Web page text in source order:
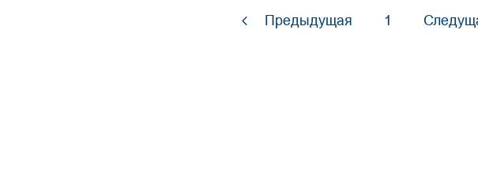
Предыдущая 1